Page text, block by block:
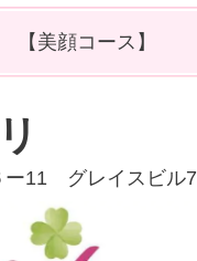
【美顔コース】
11 グレイスビル